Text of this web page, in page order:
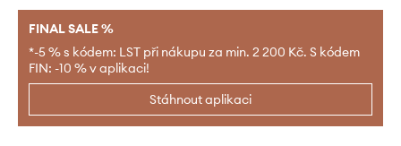
FINAL SALE %
*-5 % s kódem: LST při nákupu za min. 2 200 Kč. S kódem
FIN: -10 % v aplikaci!
Stáhnout aplikaci